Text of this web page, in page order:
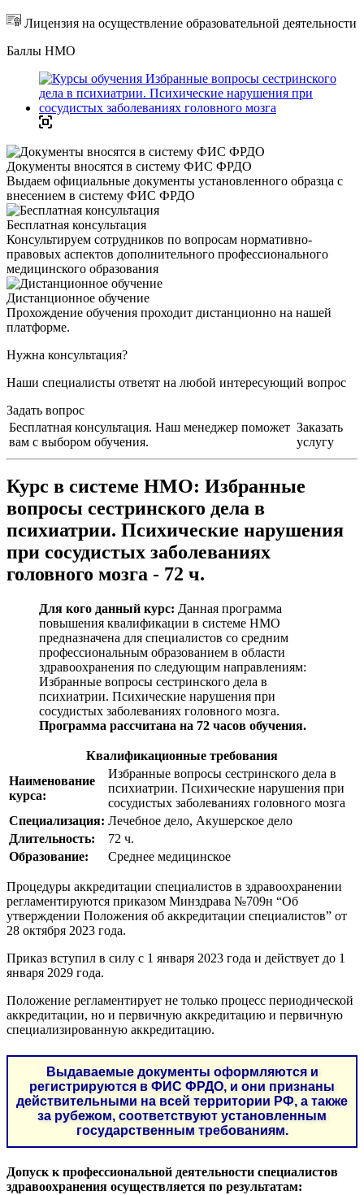
Лицензия на осуществление образовательной деятельности
Баллы НМО
Документы вносятся в систему ФИС ФРДО
Выдаем официальные документы установленного образца с
внесением в систему ФИС ФРДО
Бесплатная консультация
Консультируем сотрудников по вопросам нормативно-
правовых аспектов дополнительного профессионального
медицинского образования
Дистанционное обучение
Прохождение обучения проходит дистанционно на нашей
платформе.
Нужна консультация?
Наши специалисты ответят на любой интересующий вопрос
Задать вопрос
Бесплатная консультация. Наш менеджер поможет
вам с выбором обучения.
Заказать
услугу
Курс в системе НМО: Избранные
вопросы сестринского дела в
психиатрии. Психические нарушения
при сосудистых заболеваниях
головного мозга - 72 ч.
Для кого данный курс: Данная программа
повышения квалификации в системе НМО
предназначена для специалистов со средним
профессиональным образованием в области
здравоохранения по следующим направлениям:
Избранные вопросы сестринского дела в
психиатрии. Психические нарушения при
сосудистых заболеваниях головного мозга.
Программа рассчитана на 72 часов обучения.
Квалификационные требования
Наименование
курса:
Избранные вопросы сестринского дела в
психиатрии. Психические нарушения при
сосудистых заболеваниях головного мозга
Специализация: Лечебное дело, Акушерское дело
Длительность:
72 ч.
Образование:
Среднее медицинское
Процедуры аккредитации специалистов в здравоохранении
регламентируются приказом Минздрава №709н “Об
утверждении Положения об аккредитации специалистов” от
28 октября 2023 года.
Приказ вступил в силу с 1 января 2023 года и действует до 1
января 2029 года.
Положение регламентирует не только процесс периодической
аккредитации, но и первичную аккредитацию и первичную
специализированную аккредитацию.
Выдаваемые документы оформляются и
регистрируются в ФИС ФРДО, и они признаны
действительными на всей территории РФ, а также
за рубежом, соответствуют установленным
государственным требованиям.
Допуск к профессиональной деятельности специалистов
здравоохранения осуществляется по результатам: